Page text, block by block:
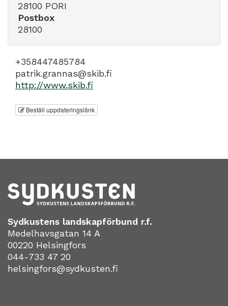
28100 PORI
Postbox
28100
+358447485784
patrik.grannas@skib.fi
http://www.skib.fi
Beställ uppdateringslänk
Sydkustens landskapförbund r.f.
Medelhavsgatan 14 A
00220 Helsingfors
044-733 47 20
helsingfors@sydkusten.fi